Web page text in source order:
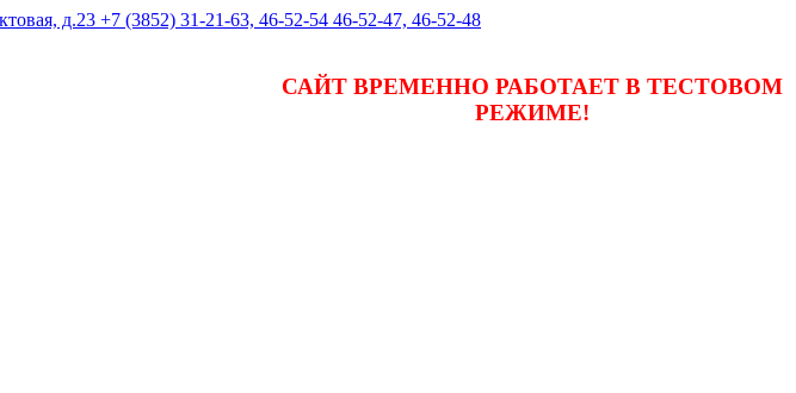
д.23 +7 (3852) 31-21-63, 46-52-54 46-52-47, 46-52-48
САЙТ ВРЕМЕННО РАБОТАЕТ В ТЕСТОВОМ
РЕЖИМЕ!